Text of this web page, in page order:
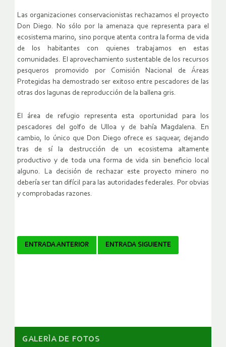
Las organizaciones conservacionistas rechazamos el proyecto
Don Diego. No sólo por la amenaza que representa para el
ecosistema marino, sino porque atenta contra la forma de vida
de los habitantes con quienes trabajamos en estas
comunidades. El aprovechamiento sustentable de los recursos
pesqueros promovido por Comisión Nacional de Áreas
Protegidas ha demostrado ser exitoso entre pescadores de las
otras dos lagunas de reproducción de la ballena gris.
El área de refugio representa esta oportunidad para los
pescadores del golfo de Ulloa y de bahía Magdalena. En
cambio, lo único que Don Diego ofrece es saquear, dejando
tras de sí la destrucción de un ecosistema altamente
productivo y de toda una forma de vida sin beneficio local
alguno. La decisión de rechazar este proyecto minero no
debería ser tan difícil para las autoridades federales. Por obvias
y comprobadas razones.
Navegador
ENTRADA ANTERIOR ENTRADA SIGUIENTE
GALERÌA DE FOTOS